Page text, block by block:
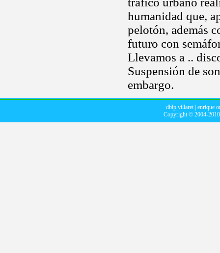
humanidad que,
pelotón, además
futuro con
Llevamos a ..
Suspensión de
embargo.
dblp villaret| enrique
Copyright © 2004-